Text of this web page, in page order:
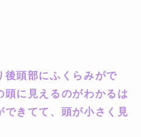
後頭部にふくらみがで
頭に見えるのがわかるは
できてて、頭が小さく見